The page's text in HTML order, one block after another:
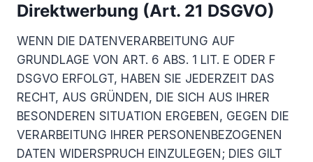
Direktwerbung (Art. 21 DSGVO)
WENN DIE DATENVERARBEITUNG AUF
GRUNDLAGE VON ART. 6 ABS. 1 LIT. E ODER F
DSGVO ERFOLGT, HABEN SIE JEDERZEIT DAS
RECHT, AUS GRÜNDEN, DIE SICH AUS IHRER
BESONDEREN SITUATION ERGEBEN, GEGEN DIE
VERARBEITUNG IHRER PERSONENBEZOGENEN
DATEN WIDERSPRUCH EINZULEGEN; DIES GILT